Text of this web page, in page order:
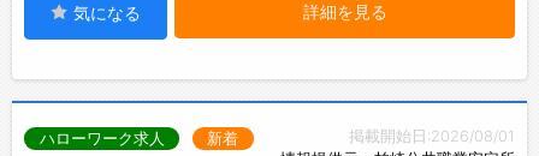
気になる 詳細を見る
掲載開始日:2026/08/01
ハローワーク求人 新着